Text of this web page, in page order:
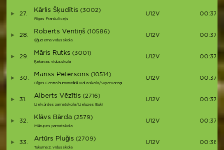
27.
Kārlis Šķudītis (3002)
Rīgas Franču licejs
U12V
28.
Roberts Ventiņš (10586)
Iļģuciema vidusskola
U12V 00:37:18
29.
Māris Rutks (3001)
Ķekavas vidusskola
U12V
30.
Mariss Pētersons (10514)
Rīgas Centra humanitārā vidusskola/Supervaroņi
U12V
31.
Alberts Vēzītis (2716)
Lielvārdes pamatskola/Lielupes Buki
U12V
32.
Klāvs Bārda (2579)
Mārupes pamatskola
U12V 00:37:41
33.
Artūrs Pluğis (2709)
Tukuma 2. vidusskola
U12V 00:38:13